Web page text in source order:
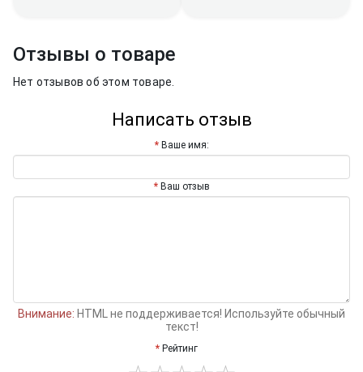
Отзывы о товаре
Нет отзывов об этом товаре.
Написать отзыв
Ваше имя:
Ваш отзыв
Внимание: HTML не поддерживается! Используйте обычный
текст!
Рейтинг